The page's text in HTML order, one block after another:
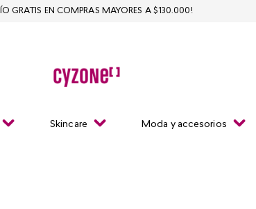
Skincare Moda y accesorios
GRATIS EN COMPRAS MAYORES A $130.000!